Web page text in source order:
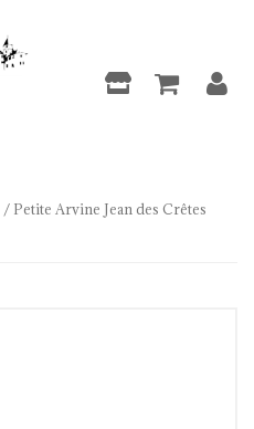
/ Petite Arvine Jean des Crêtes